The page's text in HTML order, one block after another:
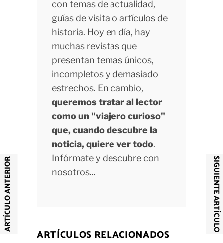
con temas de actualidad,
guías de visita o artículos de
historia. Hoy en día, hay
muchas revistas que
presentan temas únicos,
incompletos y demasiado
estrechos. En cambio,
queremos tratar al lector
como un "viajero curioso"
que, cuando descubre la
noticia, quiere ver todo.
Infórmate y descubre con
nosotros...
ARTÍCULO ANTERIOR SIGUIENTE ARTÍCULO
ARTÍCULOS RELACIONADOS